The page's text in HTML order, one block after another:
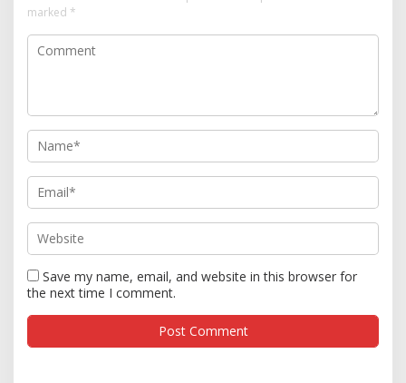
marked *
Save my name, email, and website in this browser for
the next time I comment.